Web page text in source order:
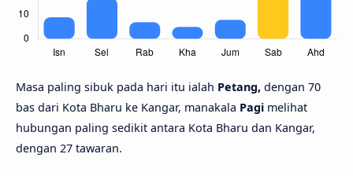
Masa paling sibuk pada hari itu ialah Petang, dengan 70
bas dari Kota Bharu ke Kangar, manakala Pagi melihat
hubungan paling sedikit antara Kota Bharu dan Kangar,
dengan 27 tawaran.